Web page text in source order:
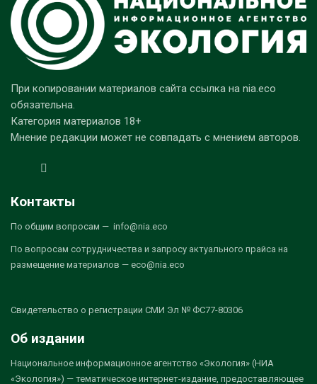
При копировании материалов сайта ссылка на nia.eco
обязательна.
Категория материалов 18+
Мнение редакции может не совпадать с мнением авторов.
Контакты
По общим вопросам — info@nia.eco
По вопросам сотрудничества и запросу актуального прайса на
размещение материалов — eco@nia.eco
Свидетельство о регистрации СМИ Эл № ФС77-80306
Об издании
Национальное информационное агентство «Экология» (НИА
«Экология») — тематическое интернет-издание, предоставляющее